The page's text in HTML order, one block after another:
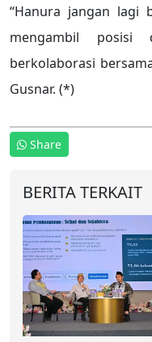
“Hanura jangan lagi
mengambil
berkolaborasi
Gusnar. (*)
Share
BERITA TERKAIT